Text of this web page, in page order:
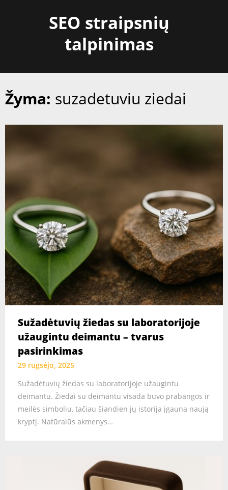
SEO straipsnių
talpinimas
Žyma: suzadetuviu ziedai
Sužadėtuvių žiedas su laboratorijoje
užaugintu deimantu – tvarus
pasirinkimas
29 rugsėjo, 2025
Sužadėtuvių žiedas su laboratorijoje užaugintu
deimantu. Žiedai su deimantu visada buvo prabangos ir
meilės simboliu, tačiau šiandien jų istorija įgauna naują
kryptį. Natūralūs akmenys…